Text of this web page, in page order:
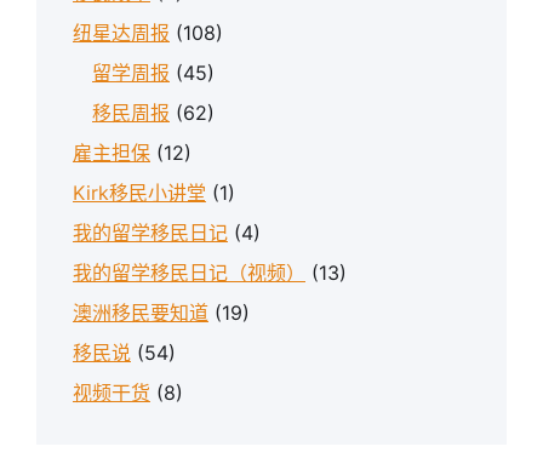
纽星达周报 (108)
留学周报 (45)
移民周报 (62)
雇主担保 (12)
Kirk移民小讲堂 (1)
我的留学移民日记 (4)
我的留学移民日记（视频）
(13)
澳洲移民要知道 (19)
移民说 (54)
视频干货 (8)